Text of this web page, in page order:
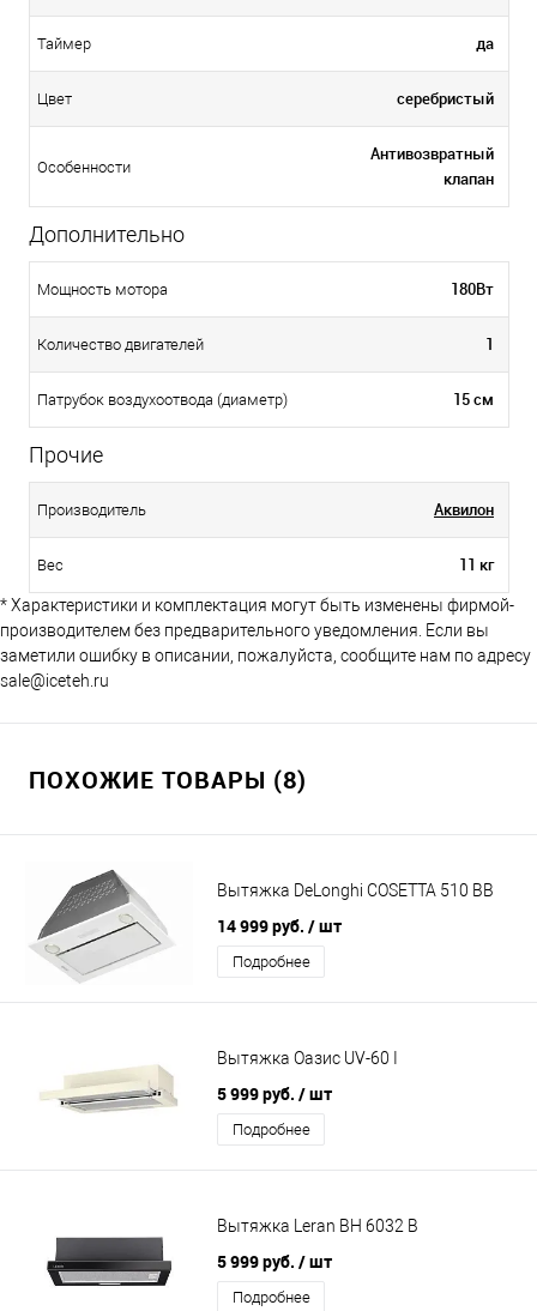
Таймер да
Цвет серебристый
Особенности
Антивозвратный
клапан
Дополнительно
Мощность мотора 180Вт
Количество двигателей 1
Патрубок воздухоотвода (диаметр) 15 см
Прочие
Производитель Аквилон
Вес 11 кг
* Характеристики и комплектация могут быть изменены фирмой-
производителем без предварительного уведомления. Если вы
заметили ошибку в описании, пожалуйста, сообщите нам по адресу
sale@iceteh.ru
ПОХОЖИЕ ТОВАРЫ (8)
Вытяжка DeLonghi COSETTA 510 BB
14 999 руб. / шт
Подробнее
Вытяжка Оазис UV-60 I
5 999 руб. / шт
Подробнее
Вытяжка Leran BH 6032 B
5 999 руб. / шт
Подробнее